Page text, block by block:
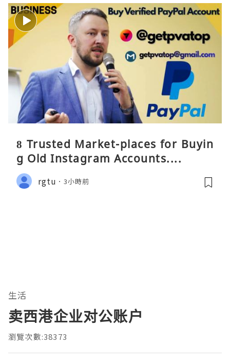
8 Trusted Market-places for Buyin
g Old Instagram Accounts....
rgtu 3小時前
生活
卖西港企业对公账户
瀏覽次數:38373